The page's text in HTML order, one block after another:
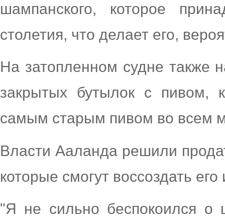
шампанского, которое
столетия, что делает его,
На затопленном судне также
закрытых бутылок с пивом,
самым старым пивом во всем
Власти Ааланда решили
которые смогут воссоздать
"Я не сильно беспокоился о